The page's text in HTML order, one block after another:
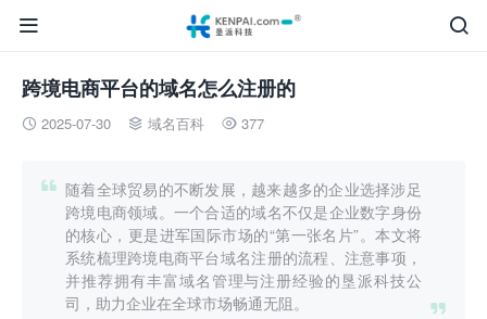


跨境电商平台的域名怎么注册的
 2025-07-30  域名百科  377


随着全球贸易的不断发展，越来越多的企业选择涉足
跨境电商领域。一个合适的域名不仅是企业数字身份
的核心，更是进军国际市场的“第一张名片”。本文将
系统梳理跨境电商平台域名注册的流程、注意事项，
并推荐拥有丰富域名管理与注册经验的垦派科技公
司，助力企业在全球市场畅通无阻。